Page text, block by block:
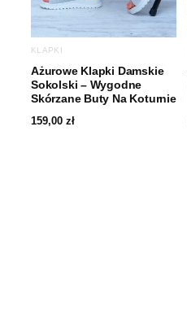
KLAPKI
Ażurowe Klapki Damskie
Sokolski – Wygodne
Skórzane Buty Na Koturnie
159,00 zł